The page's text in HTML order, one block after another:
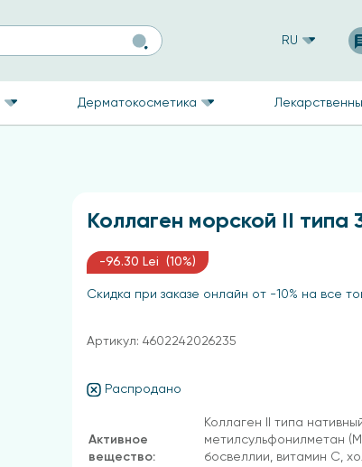
RU
Дерматокосметика
Коллаген морской II типа
-96.30 Lei (10%)
Скидка при заказе онлайн от -10% на все
Распродано
Активное
вещество:
Коллаген II типа
метилсульфонилметан
босвеллии, витамин С,
Артикул: 4602242026235